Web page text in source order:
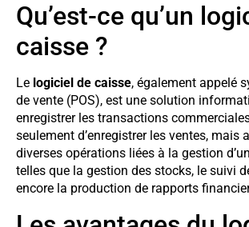
Qu’est-ce qu’un
caisse ?
Le logiciel de caisse, également appelé
de vente (POS), est une solution
enregistrer les transactions
seulement d’enregistrer les ventes, mais
diverses opérations liées à la gestion
telles que la gestion des stocks, le suivi
encore la production de rapports